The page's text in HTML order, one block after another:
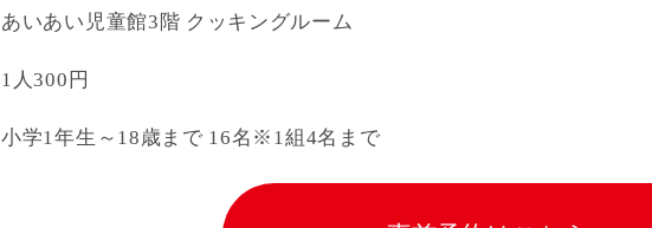
あいあい児童館3階 クッキングルーム
1人300円
小学1年生～18歳まで 16名※1組4名まで